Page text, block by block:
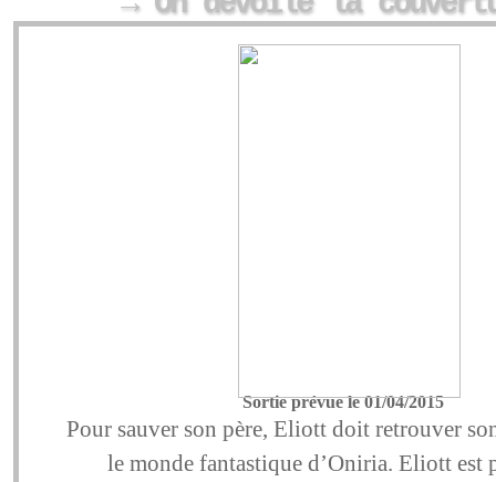
Sortie prévue le 01/04/2015
Pour sauver son père, Eliott doit retrouver
le monde fantastique d’Oniria. Eliott est